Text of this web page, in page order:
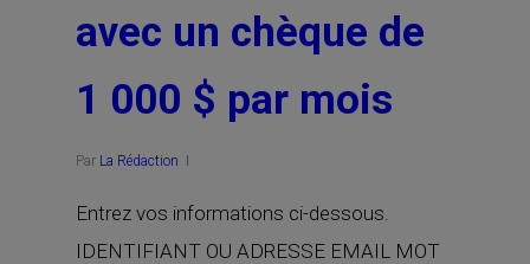
avec un chèque de
1 000 $ par mois
Par La Rédaction
Entrez vos informations ci-dessous.
IDENTIFIANT OU ADRESSE EMAIL MOT